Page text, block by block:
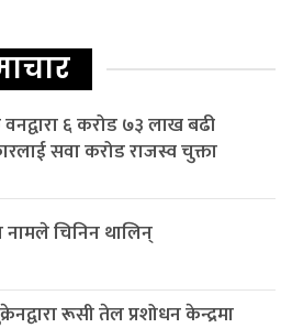
वनद्वारा ६ करोड ७३ लाख बढी
सवा करोड राजस्व चुक्ता
नामले चिनिन थालिन्
रूसी तेल प्रशोधन केन्द्रमा